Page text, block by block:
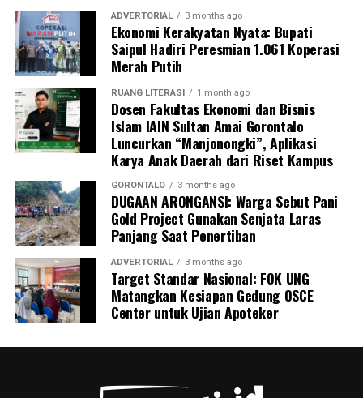
ADVERTORIAL 3 months ago
Ekonomi Kerakyatan Nyata: Bupati
Saipul Hadiri Peresmian 1.061 Koperasi
Merah Putih
RUANG LITERASI 1 month ago
Dosen Fakultas Ekonomi dan Bisnis
Islam IAIN Sultan Amai Gorontalo
Luncurkan “Manjonongki”, Aplikasi
Karya Anak Daerah dari Riset Kampus
GORONTALO 3 months ago
DUGAAN ARONGANSI: Warga Sebut Pani
Gold Project Gunakan Senjata Laras
Panjang Saat Penertiban
ADVERTORIAL 3 months ago
Target Standar Nasional: FOK UNG
Matangkan Kesiapan Gedung OSCE
Center untuk Ujian Apoteker